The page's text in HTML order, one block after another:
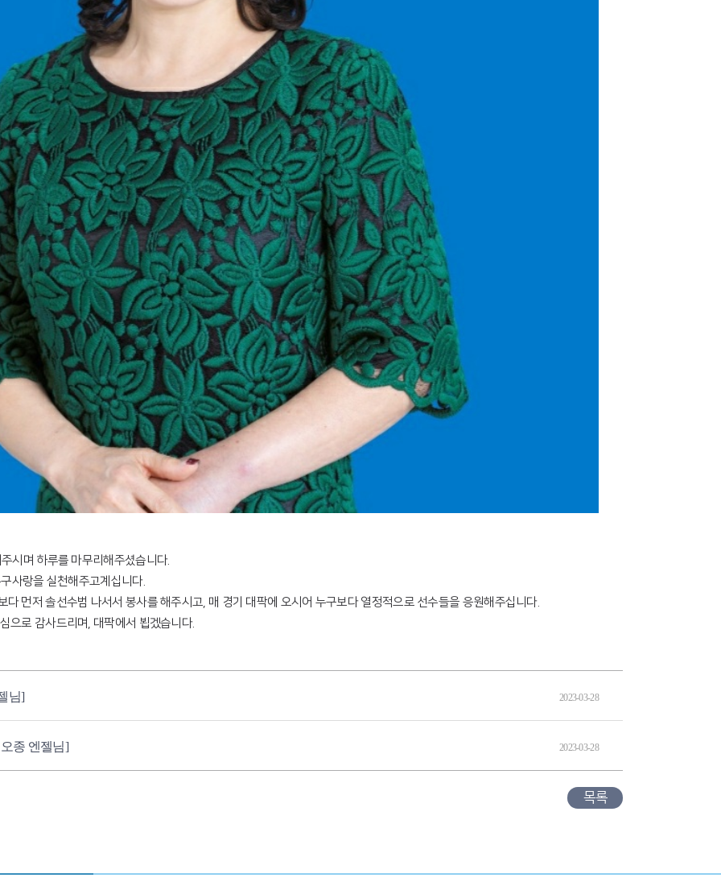
시며 하루를 마무리해주셨습니다.
사랑을 실천해주고계십니다.
먼저 솔선수범 나서서 봉사를 해주시고, 매 경기 대팍에 오시어 누구보다 열정적으로 선수들을 응원해주십니다.
으로 감사드리며, 대팍에서 뵙겠습니다.
님] 2023-03-28
종 엔젤님] 2023-03-28
목록